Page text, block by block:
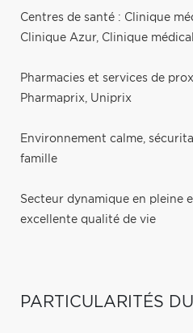
Centres de santé : Clinique
Clinique Azur, Clinique
Pharmacies et services de
Pharmaprix, Uniprix
Environnement calme,
famille
Secteur dynamique en pleine
excellente qualité de vie
PARTICULARITÉS